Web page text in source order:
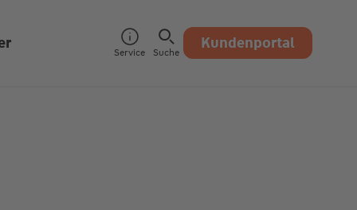
Service Suche Kundenportal